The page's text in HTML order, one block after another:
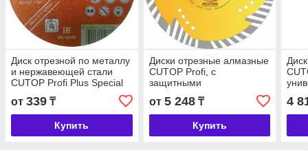
Диск отрезной по металлу
и нержавеющей стали
CUTOP Profi Plus Special
от 339 ₸
Купить
Диски отрезные алмазные
CUTOP Profi, с
защитными
секторами,для
армированного бетона
от 5 248₸
Купить
4